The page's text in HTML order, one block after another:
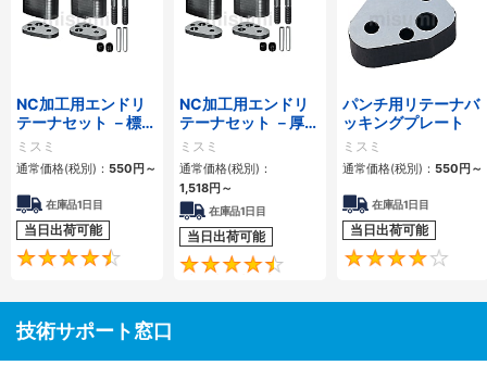
NC加工用エンドリ
テーナセット －標準
パンチ・ボタンダイ
用－
ミスミ
通常価格(税別)： 550円 ～
在庫品1日目
当日出荷可能
4.4
NC加工用エンドリ
テーナセット －厚板
打抜きパンチ用－
ミスミ
通常価格(税別)：
1,518円 ～
在庫品1日目
当日出荷可能
4.7
パンチ用リテーナバ
ッキングプレート
ミスミ
通常価格(税別)： 550円 ～
在庫品1日目
当日出荷可能
技術サポート窓口